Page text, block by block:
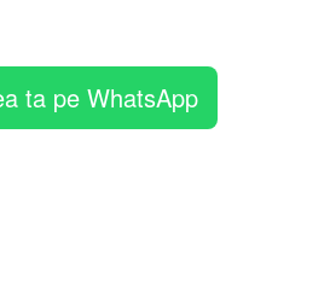
ta pe WhatsApp